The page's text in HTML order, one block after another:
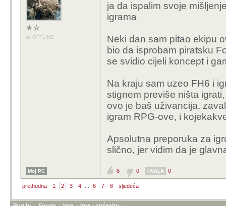
OFFLINE
ja da ispalim svoje
igrama
Neki dan sam pitao ekipu
bio da isprobam piratsku
se svidio cijeli koncept i
Na kraju sam uzeo FH6 i
stignem previše ništa
ovo je baš uživancija,
igram RPG-ove, i
Apsolutna preporuka za
slično, jer vidim da je
Moj PC 6 0 HVALA 0
prethodna 1 2 3 4 6 7 8 sljedeća